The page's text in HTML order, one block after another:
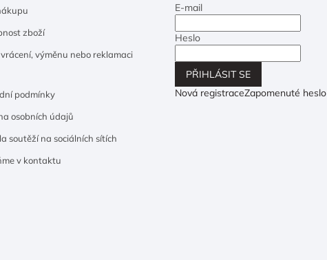
zboží
vrácení, výměnu nebo reklamaci
podmínky
osobních údajů
soutěží na sociálních sítích
v kontaktu
E-mail
Heslo
PŘIHLÁSIT SE
Nová registraceZapomenuté heslo